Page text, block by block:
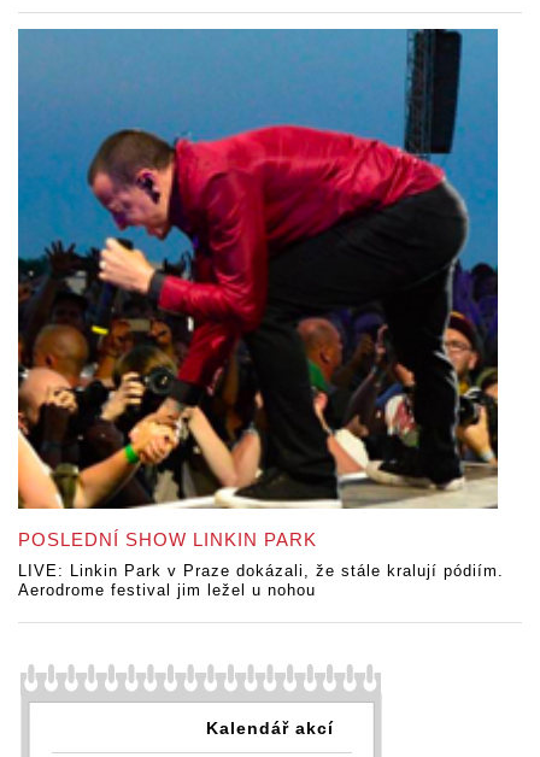
POSLEDNÍ SHOW LINKIN PARK
LIVE: Linkin Park v Praze dokázali, že stále kralují pódiím.
Aerodrome festival jim ležel u nohou
Kalendář akcí